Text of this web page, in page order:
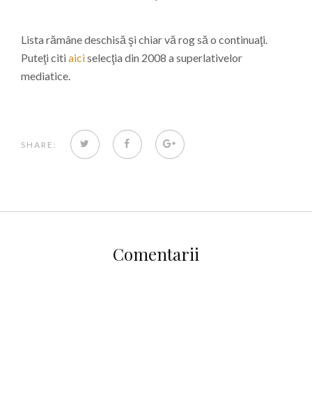
Lista rămâne deschisă şi chiar vă rog să o continuaţi.
Puteţi citi aiciselecţia din 2008 a superlativelor
mediatice.
SHARE: TWITTERFACEBOOKGOOGLE+
Comentarii